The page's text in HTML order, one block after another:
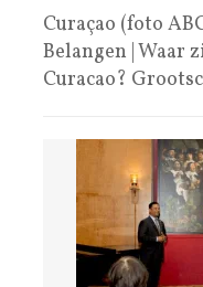
Curaçao (foto
Belangen | Waar
Curacao?